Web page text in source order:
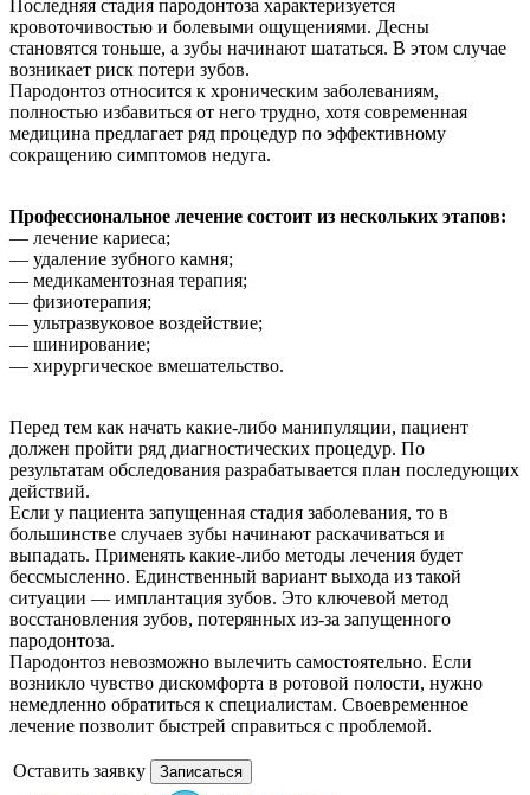
Последняя стадия пародонтоза характеризуется
кровоточивостью и болевыми ощущениями. Десны
становятся тоньше, а зубы начинают шататься. В этом случае
возникает риск потери зубов.
Пародонтоз относится к хроническим заболеваниям,
полностью избавиться от него трудно, хотя современная
медицина предлагает ряд процедур по эффективному
сокращению симптомов недуга.
Профессиональное лечение состоит из нескольких этапов:
— лечение кариеса;
— удаление зубного камня;
— медикаментозная терапия;
— физиотерапия;
— ультразвуковое воздействие;
— шинирование;
— хирургическое вмешательство.
Перед тем как начать какие-либо манипуляции, пациент
должен пройти ряд диагностических процедур. По
результатам обследования разрабатывается план последующих
действий.
Если у пациента запущенная стадия заболевания, то в
большинстве случаев зубы начинают раскачиваться и
выпадать. Применять какие-либо методы лечения будет
бессмысленно. Единственный вариант выхода из такой
ситуации — имплантация зубов. Это ключевой метод
восстановления зубов, потерянных из-за запущенного
пародонтоза.
Пародонтоз невозможно вылечить самостоятельно. Если
возникло чувство дискомфорта в ротовой полости, нужно
немедленно обратиться к специалистам. Своевременное
лечение позволит быстрей справиться с проблемой.
Оставить заявку Записаться